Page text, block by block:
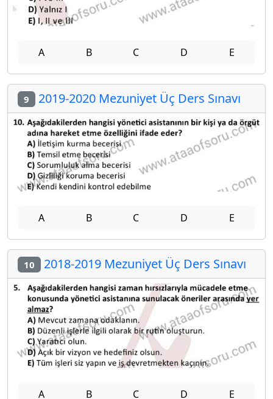
A B C D E
9 2019-2020 Mezuniyet Üç Ders Sınavı
A B C D E
10 2018-2019 Mezuniyet Üç Ders Sınavı
A B C D E